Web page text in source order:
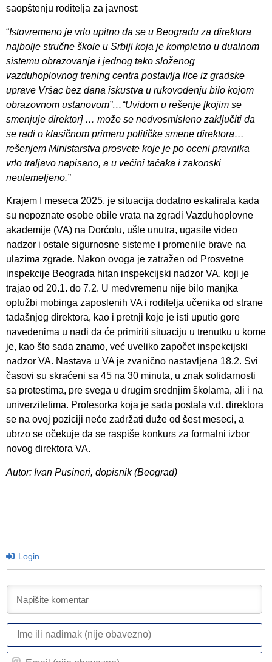
saopštenju roditelja za javnost:
“Istovremeno je vrlo upitno da se u Beogradu za direktora
najbolje stručne škole u Srbiji koja je kompletno u dualnom
sistemu obrazovanja i jednog tako složenog
vazduhoplovnog trening centra postavlja lice iz gradske
uprave Vršac bez dana iskustva u rukovođenju bilo kojom
obrazovnom ustanovom”…“Uvidom u rešenje [kojim se
smenjuje direktor] … može se nedvosmisleno zaključiti da
se radi o klasičnom primeru političke smene direktora…
rešenjem Ministarstva prosvete koje je po oceni pravnika
vrlo traljavo napisano, a u većini tačaka i zakonski
neutemeljeno.”
Krajem I meseca 2025. je situacija dodatno eskalirala kada
su nepoznate osobe obile vrata na zgradi Vazduhoplovne
akademije (VA) na Dorćolu, ušle unutra, ugasile video
nadzor i ostale sigurnosne sisteme i promenile brave na
ulazima zgrade. Nakon ovoga je zatražen od Prosvetne
inspekcije Beograda hitan inspekcijski nadzor VA, koji je
trajao od 20.1. do 7.2. U međvremenu nije bilo manjka
optužbi mobinga zaposlenih VA i roditelja učenika od strane
tadašnjeg direktora, kao i pretnji koje je isti uputio gore
navedenima u nadi da će primiriti situaciju u trenutku u kome
je, kao što sada znamo, već uveliko započet inspekcijski
nadzor VA. Nastava u VA je zvanično nastavljena 18.2. Svi
časovi su skraćeni sa 45 na 30 minuta, u znak solidarnosti
sa protestima, pre svega u drugim srednjim školama, ali i na
univerzitetima. Profesorka koja je sada postala v.d. direktora
se na ovoj poziciji neće zadržati duže od šest meseci, a
ubrzo se očekuje da se raspiše konkurs za formalni izbor
novog direktora VA.
Autor: Ivan Pusineri, dopisnik (Beograd)
Login